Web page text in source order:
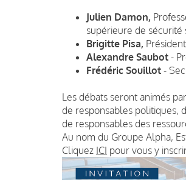
Julien Damon,
supérieure de sécurité
Brigitte Pisa,
Alexandre Saubot -
Frédéric Souillot -
Les débats seront animés par
de responsables politiques,
de responsables des
Au nom du Groupe Alpha,
Cliquez ICI pour vous y